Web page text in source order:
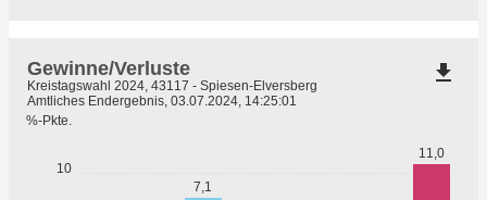
10
%-Pkte.
7,1
11,0
Gewinne/Verluste
Kreistagswahl 2024, 43117 - Spiesen-Elversberg
Amtliches Endergebnis, 03.07.2024, 14:25:01
file_download